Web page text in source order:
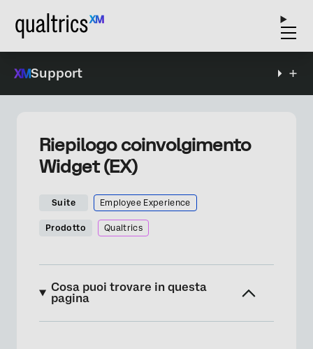
Support
Riepilogo coinvolgimento
Widget (EX)
Suite Employee Experience
Prodotto Qualtrics
Cosa puoi trovare in questa
pagina